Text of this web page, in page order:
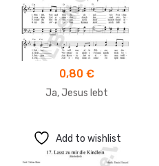
0,80 €
Ja, Jesus lebt
Add to wishlist